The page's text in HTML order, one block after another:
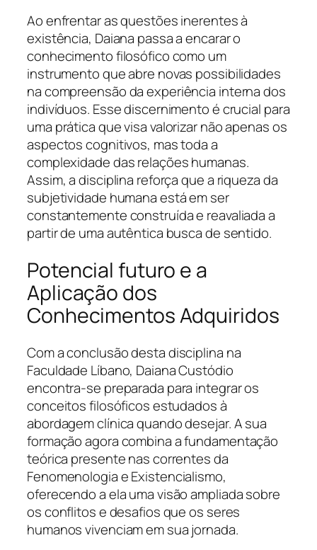
Ao enfrentar as questões inerentes à
existência, Daiana passa a encarar o
conhecimento filosófico como um
instrumento que abre novas possibilidades
na compreensão da experiência interna dos
indivíduos. Esse discernimento é crucial para
uma prática que visa valorizar não apenas os
aspectos cognitivos, mas toda a
complexidade das relações humanas.
Assim, a disciplina reforça que a riqueza da
subjetividade humana está em ser
constantemente construída e reavaliada a
partir de uma autêntica busca de sentido.
Potencial futuro e a
Aplicação dos
Conhecimentos Adquiridos
Com a conclusão desta disciplina na
Faculdade Líbano, Daiana Custódio
encontra-se preparada para integrar os
conceitos filosóficos estudados à
abordagem clínica quando desejar. A sua
formação agora combina a fundamentação
teórica presente nas correntes da
Fenomenologia e Existencialismo,
oferecendo a ela uma visão ampliada sobre
os conflitos e desafios que os seres
humanos vivenciam em sua jornada.